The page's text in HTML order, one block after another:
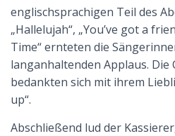
englischsprachigen Teil des
„Hallelujah“, „You’ve got a
Time“ ernteten die
langanhaltenden Applaus.
bedankten sich mit ihrem
up“.
Abschließend lud der